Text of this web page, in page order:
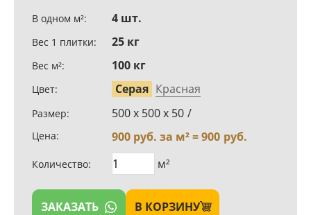
В одном м²: 4 шт.
Вес 1 плитки: 25 кг
Вес м²: 100 кг
Цвет: Серая Красная
Размер: 500 х 500 х 50 /
Цена: 900руб. за м² =900 руб.
Количество: м²
ЗАКАЗАТЬ В КОРЗИНУ